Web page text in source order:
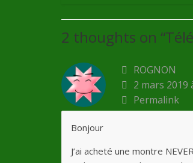
2 thoughts on “
ROGNON
2 mars 2019
Permalink
Bonjour
J’ai acheté une montre